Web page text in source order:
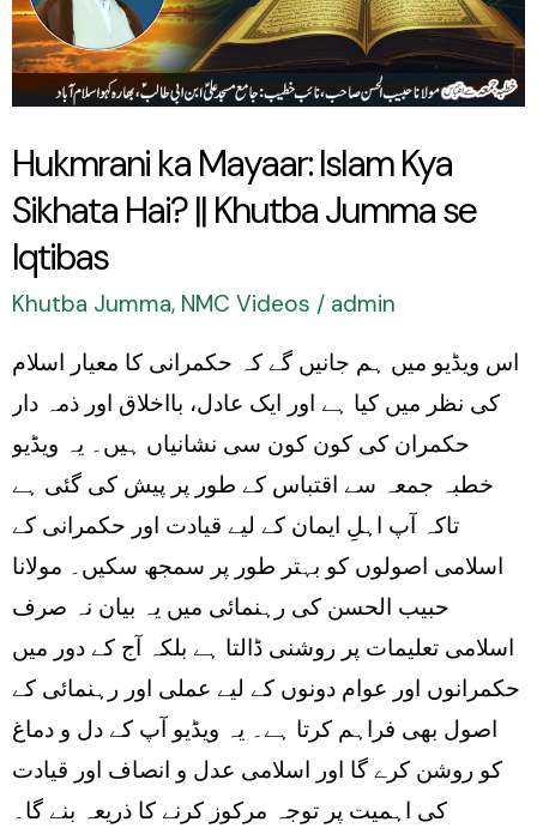
Hukmrani ka Mayaar: Islam Kya
Sikhata Hai? || Khutba Jumma se
Iqtibas
Khutba Jumma, NMC Videos / admin
اس ویڈیو میں ہم جانیں گے کہ حکمرانی کا معیار اسلام
کی نظر میں کیا ہے اور ایک عادل، بااخلاق اور ذمہ دار
حکمران کی کون کون سی نشانیاں ہیں۔ یہ ویڈیو
خطبہ جمعہ سے اقتباس کے طور پر پیش کی گئی ہے
تاکہ آپ اہلِ ایمان کے لیے قیادت اور حکمرانی کے
اسلامی اصولوں کو بہتر طور پر سمجھ سکیں۔ مولانا
حبیب الحسن کی رہنمائی میں یہ بیان نہ صرف
اسلامی تعلیمات پر روشنی ڈالتا ہے بلکہ آج کے دور میں
حکمرانوں اور عوام دونوں کے لیے عملی اور رہنمائی کے
اصول بھی فراہم کرتا ہے۔ یہ ویڈیو آپ کے دل و دماغ
کو روشن کرے گا اور اسلامی عدل و انصاف اور قیادت
کی اہمیت پر توجہ مرکوز کرنے کا ذریعہ بنے گا۔
Sikhata
Hai?
Khutba
Jumma
se
Iqtibas